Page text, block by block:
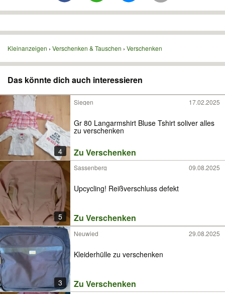
Kleinanzeigen Verschenken & Tauschen Verschenken
Das könnte dich auch interessieren
4
Siegen 17.02.2025
Gr 80 Langarmshirt Bluse Tshirt soliver alles
zu verschenken
Zu Verschenken
5
Sassenberg 09.08.2025
Upcycling! Reißverschluss defekt
Zu Verschenken
3
Neuwied 29.08.2025
Kleiderhülle zu verschenken
Zu Verschenken